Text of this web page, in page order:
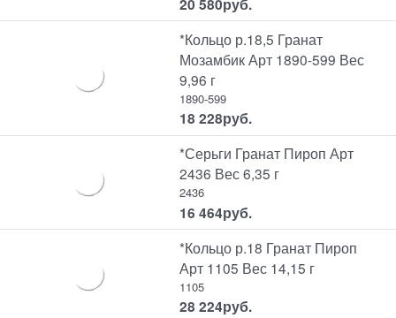
*Кольцо р.18,5 Гранат
Мозамбик Арт 1890-599 Вес
9,96 г
1890-599
18 228руб.
*Серьги Гранат Пироп Арт
2436 Вес 6,35 г
2436
16 464руб.
*Кольцо р.18 Гранат Пироп
Арт 1105 Вес 14,15 г
1105
28 224руб.